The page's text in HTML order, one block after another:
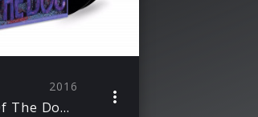
2016
Temple Of The Dog (Ltd. Edt. Vinyl)